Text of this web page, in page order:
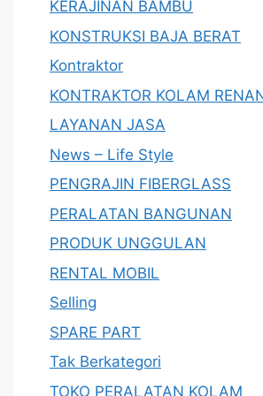
KERAJINAN BAMBU
KONSTRUKSI BAJA BERAT
Kontraktor
KONTRAKTOR KOLAM
LAYANAN JASA
News – Life Style
PENGRAJIN FIBERGLASS
PERALATAN BANGUNAN
PRODUK UNGGULAN
RENTAL MOBIL
Selling
SPARE PART
Tak Berkategori
TOKO PERALATAN KOLAM